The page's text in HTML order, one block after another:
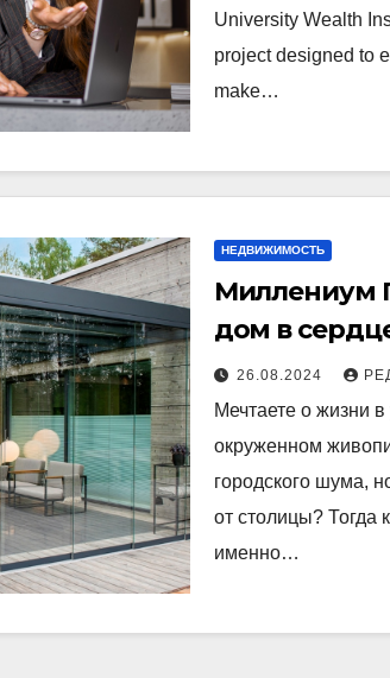
University Wealth
project designed to
make…
НЕДВИЖИМОСТЬ
Миллениум
дом в
26.08.2024
Мечтаете о жизни
окруженном
городского шума,
от столицы? Тогда
именно…